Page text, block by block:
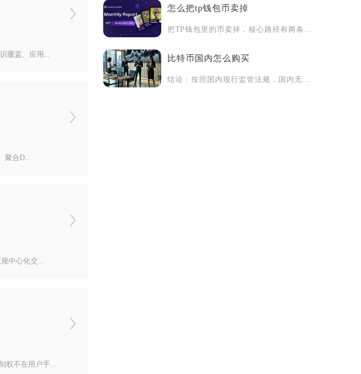
覆盖、应用...
聚合D...
中心化交...
权不在用户手...
怎么把tp钱包币卖掉
把TP钱包里的币卖掉，核心路径有两条：一是在钱包内通过内置D...
比特币国内怎么购买
结论：按照国内现行监管法规，国内无法通过合规平台使用人民币直...